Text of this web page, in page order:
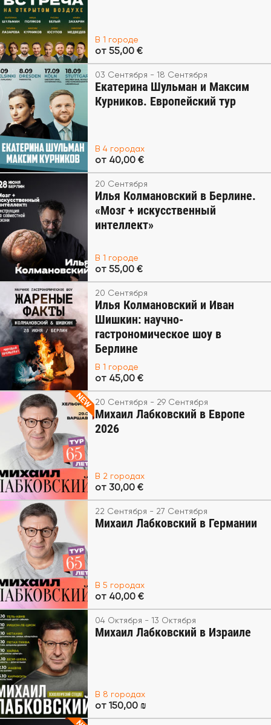
В 1 городе
от 55,00 €
03 Сентября - 18 Сентября
Екатерина Шульман и Максим
Курников. Европейский тур
В 4 городах
от 40,00 €
20 Сентября
Илья Колмановский в Берлине.
«Мозг + искусственный
интеллект»
В 1 городе
от 55,00 €
20 Сентября
Илья Колмановский и Иван
Шишкин: научно-
гастрономическое шоу в
Берлине
В 1 городе
от 45,00 €
20 Сентября - 29 Сентября
Михаил Лабковский в Европе
2026
В 2 городах
от 30,00 €
22 Сентября - 27 Сентября
Михаил Лабковский в Германии
В 5 городах
от 40,00 €
04 Октября - 13 Октября
Михаил Лабковский в Израиле
В 8 городах
от 150,00 ₪